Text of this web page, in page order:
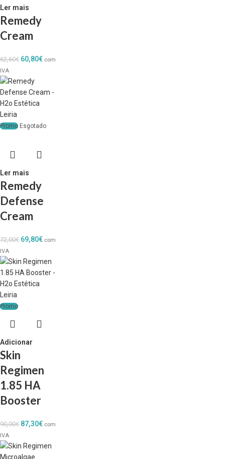
Ler mais
Remedy
Cream
62,60€ 60,80€ com
IVA
Promo Esgotado
Ler mais
Remedy
Defense
Cream
72,00€ 69,80€ com
IVA
Promo
Adicionar
Skin
Regimen
1.85 HA
Booster
90,00€ 87,30€ com
IVA